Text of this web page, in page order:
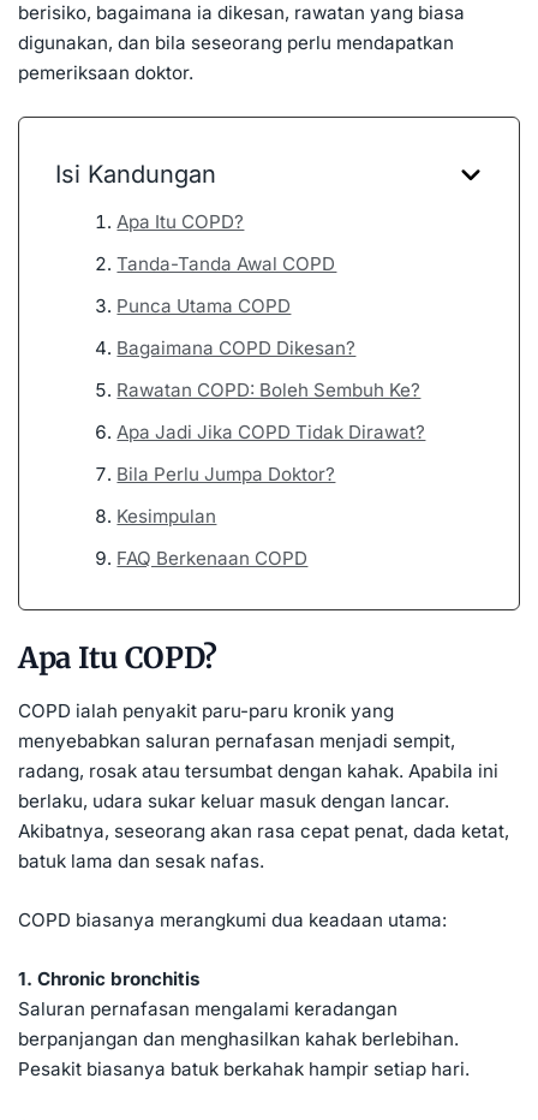
berisiko, bagaimana ia dikesan, rawatan yang biasa
digunakan, dan bila seseorang perlu mendapatkan
pemeriksaan doktor.
Isi Kandungan
Apa Itu COPD?
Tanda-Tanda Awal COPD
Punca Utama COPD
Bagaimana COPD Dikesan?
Rawatan COPD: Boleh Sembuh Ke?
Apa Jadi Jika COPD Tidak Dirawat?
Bila Perlu Jumpa Doktor?
Kesimpulan
FAQ Berkenaan COPD
Apa Itu COPD?
COPD ialah penyakit paru-paru kronik yang
menyebabkan saluran pernafasan menjadi sempit,
radang, rosak atau tersumbat dengan kahak. Apabila ini
berlaku, udara sukar keluar masuk dengan lancar.
Akibatnya, seseorang akan rasa cepat penat, dada ketat,
batuk lama dan sesak nafas.
COPD biasanya merangkumi dua keadaan utama:
1. Chronic bronchitis
Saluran pernafasan mengalami keradangan
berpanjangan dan menghasilkan kahak berlebihan.
Pesakit biasanya batuk berkahak hampir setiap hari.